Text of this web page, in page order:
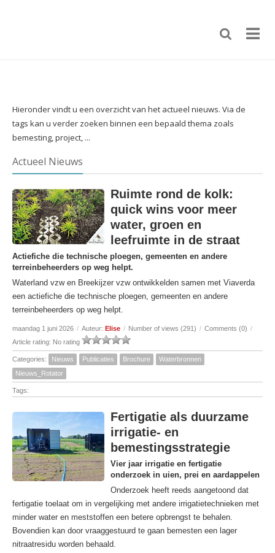
Hieronder vindt u een overzicht van het actueel nieuws. Via de
tags kan u verder zoeken binnen een bepaald thema zoals
bemesting, project, ...
Actueel Nieuws
Ruimte rond de kolk:
quick wins voor meer
water, groen en
leefruimte in de straat
Actiefiche die technische ploegen, gemeenten en andere
terreinbeheerders op weg helpt.
Waterland vzw en Breekijzer vzw ontwikkelden samen met Viaverda
een actiefiche die technische ploegen, gemeenten en andere
terreinbeheerders op weg helpt.
maandag 1 juni 2026 / Auteur: Elise / Number of views (291) / Comments (0) /
Article rating: No rating
Categories: Nieuws Publicaties Brochure
Waterbronnen
Nieuws_Rotator
Tags:
Fertigatie als duurzame
irrigatie- en
bemestingsstrategie
Vier jaar irrigatie en fertigatie
onderzoek in uien, prei en aardappelen
Onderzoek heeft reeds aangetoond dat
fertigatie toelaat om in vergelijking met andere irrigatietechnieken met
minder water en meststoffen een betere opbrengst te behalen.
Bovendien kan door vraaggestuurd te gaan bemesten een lager
nitraatresidu worden behaald.